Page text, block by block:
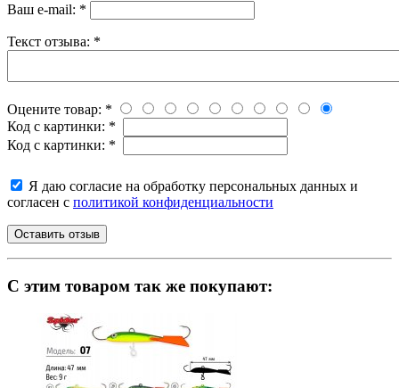
Ваш e-mail: *
Текст отзыва: *
Оцените товар: *
Код с картинки: *
Код с картинки: *
Я даю согласие на обработку персональных данных и
согласен с политикой конфиденциальности
C этим товаром так же покупают: